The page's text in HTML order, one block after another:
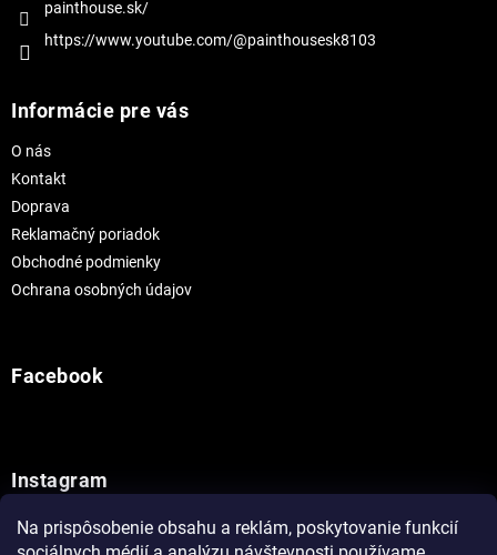
Na prispôsobenie obsahu a reklám, poskytovanie funkcií
painthouse.sk/
https://www.youtube.com/@painthousesk8103
Informácie pre vás
O nás
Kontakt
Doprava
Reklamačný poriadok
Obchodné podmienky
Ochrana osobných údajov
Facebook
Instagram
Sledovať na Instagrame